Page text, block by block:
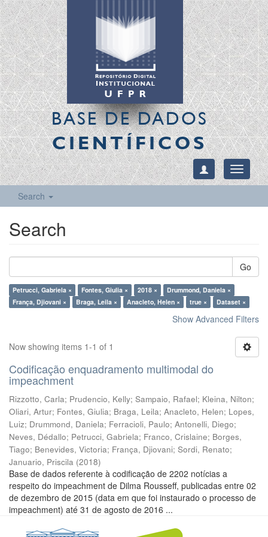
BASE DE DADOS
CIENTÍFICOS
Toggle
Search
Search
Go
Petrucci, Gabriela × Fontes, Giulia × 2018 ×
Drummond, Daniela ×
França, Djiovani ×
Braga, Leila × Anacleto, Helen × true × Dataset ×
Show Advanced Filters
Now showing items 1-1 of 1
Codificação enquadramento multimodal do
impeachment
Rizzotto, Carla; Prudencio, Kelly; Sampaio, Rafael; Kleina, Nilton;
Oliari, Artur; Fontes, Giulia; Braga, Leila; Anacleto, Helen; Lopes,
Luiz; Drummond, Daniela; Ferracioli, Paulo; Antonelli, Diego;
Neves, Dédallo; Petrucci, Gabriela; Franco, Crislaine; Borges,
Tiago; Benevides, Victoria; França, Djiovani; Sordi, Renato;
Januario, Priscila (2018)
Base de dados referente à codificação de 2202 notícias a
respeito do impeachment de Dilma Rousseff, publicadas entre 02
de dezembro de 2015 (data em que foi instaurado o processo de
impeachment) até 31 de agosto de 2016 ...